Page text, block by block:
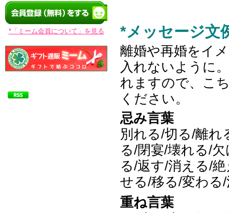
*「ミーム会員について」を見る *メッセージ文
離婚や再婚をイ
入れないように
れますので、こ
ください。
忌み言葉
別れる/切る/離れ
る/閉宴/壊れる/
る/返す/消える/
せる/移る/変わ
重ね言葉